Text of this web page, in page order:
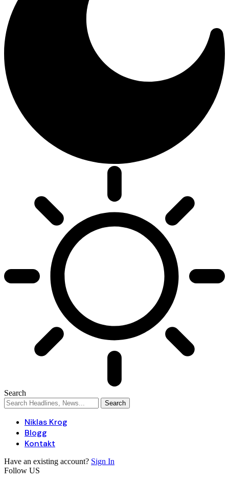
Search
Niklas Krog
Blogg
Kontakt
Have an existing account? Sign In
Follow US